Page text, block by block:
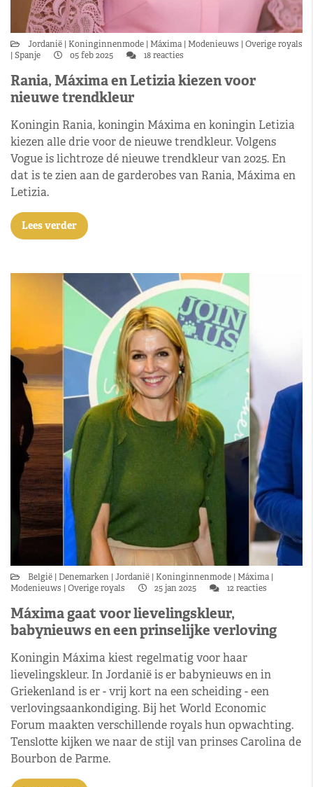
Jordanië Koninginnenmode Máxima Modenieuws
Overige royals
Spanje
05 feb 2025 18 reacties
Rania, Máxima en Letizia kiezen voor
nieuwe trendkleur
Koningin Rania, koningin Máxima en koningin Letizia
kiezen alle drie voor de nieuwe trendkleur. Volgens
Vogue is lichtroze dé nieuwe trendkleur van 2025. En
dat is te zien aan de garderobes van Rania, Máxima en
Letizia.
Lees verder
België Denemarken Jordanië Koninginnenmode Máxima
Modenieuws
Overige royals 25 jan 2025 12 reacties
Máxima gaat voor lievelingskleur,
babynieuws en een prinselijke verloving
Koningin Máxima kiest regelmatig voor haar
lievelingskleur. In Jordanië is er babynieuws en in
Griekenland is er - vrij kort na een scheiding - een
verlovingsaankondiging. Bij het World Economic
Forum maakten verschillende royals hun opwachting.
Tenslotte kijken we naar de stijl van prinses Carolina de
Bourbon de Parme.